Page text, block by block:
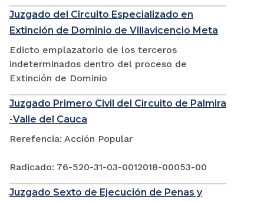
Juzgado del Circuito Especializado en
Extinción de Dominio de Villavicencio Meta
Edicto emplazatorio de los terceros
indeterminados dentro del proceso de
Extinción de Dominio
Juzgado Primero Civil del Circuito de Palmira
-Valle del Cauca
Rerefencia: Acción Popular
Radicado: 76-520-31-03-0012018-00053-00
Juzgado Sexto de Ejecución de Penas y